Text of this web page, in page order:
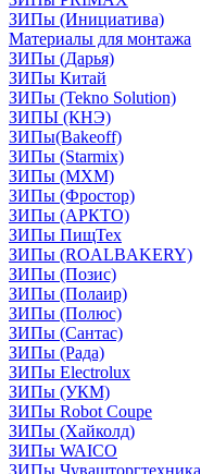
ЗИПы (Инициатива)
Материалы для монтажа
ЗИПы (Дарья)
ЗИПы Китай
ЗИПы (Tekno Solution)
ЗИПЫ (КНЭ)
ЗИПы(Bakeoff)
ЗИПы (Starmix)
ЗИПы (МХМ)
ЗИПы (Фростор)
ЗИПы (АРКТО)
ЗИПы ПищТех
ЗИПы (ROALBAKERY)
ЗИПы (Позис)
ЗИПы (Полаир)
ЗИПы (Полюс)
ЗИПы (Сантас)
ЗИПы (Рада)
ЗИПы Electrolux
ЗИПы (УКМ)
ЗИПы Robot Coupe
ЗИПы (Хайколд)
ЗИПы WAICO
ЗИПы Чувашторгтехника